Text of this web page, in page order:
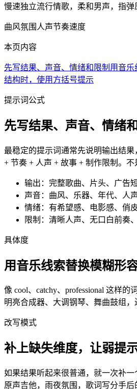
慢速独立流行情歌，柔和男声，指
曲风氛围 人声节奏速度
本页内容
先写结果、声音、情绪和限制 用音乐
结构时，使用方括号提示
提示词公式
先写结果、声音、情绪
最稳定的提示词通常先说明输出结
+ 节奏 + 人声 + 故事 + 制作限制。
输出：完整歌曲、片头、广告
声音：曲风、乐器、年代、人
情绪：有希望感、电影感、俏
限制：清晰人声、无口白前奏
具体度
用音乐线索替换模糊形
像 cool、catchy、professional 这样
明亮合成器、大调钢琴、舞曲鼓组
改写模式
补上缺失维度，让弱提
如果结果听起来很普通，就一次补
原声吉他，雨夜氛围，歌词写分手